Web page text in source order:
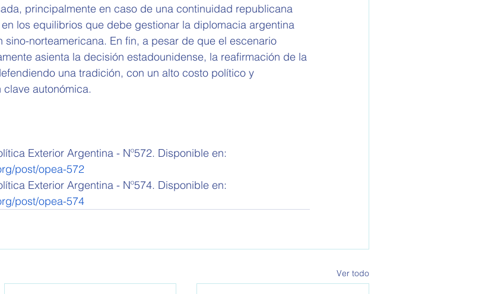
principalmente en caso de una continuidad republicana
los equilibrios que debe gestionar la diplomacia argentina
norteamericana. En fin, a pesar de que el escenario
asienta la decisión estadounidense, la reafirmación de la
una tradición, con un alto costo político y
autonómica.
Exterior Argentina - Nº572. Disponible en:
post/opea-572
Exterior Argentina - Nº574. Disponible en:
post/opea-574
Ver todo